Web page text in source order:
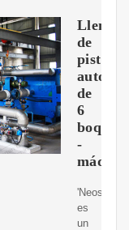
de
pistón
de
6
-
es
un